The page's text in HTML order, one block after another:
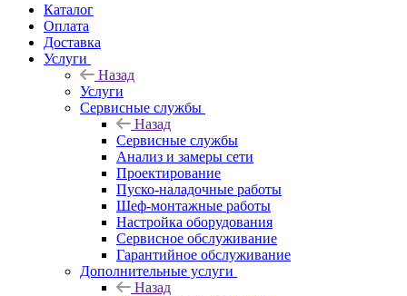
Каталог
Оплата
Доставка
Услуги
Назад
Услуги
Сервисные службы
Назад
Сервисные службы
Анализ и замеры сети
Проектирование
Пуско-наладочные работы
Шеф-монтажные работы
Настройка оборудования
Сервисное обслуживание
Гарантийное обслуживание
Дополнительные услуги
Назад